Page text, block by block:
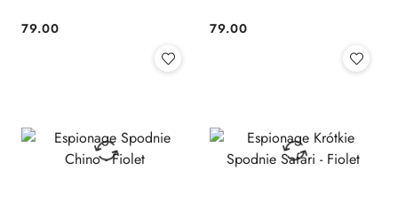
Cena:
79.00 Cena:
79.00